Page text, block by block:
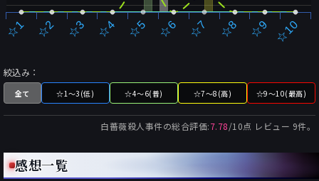
☆1 ☆2 ☆3 ☆4 ☆5 ☆6 ☆7 ☆8 ☆9 ☆10
絞込み：
全て ☆1～3(低) ☆4～6(普) ☆7～8(高) ☆9～10(最高)
白薔薇殺人事件の総合評価:7.78/10点 レビュー 9件。
感想一覧